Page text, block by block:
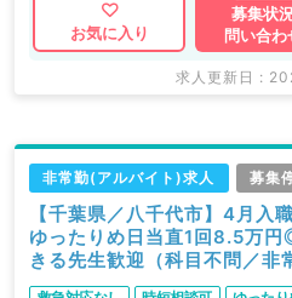
お気に入り
募集状
問い合わ
求人更新日 :
非常勤(アルバイト)求人 募集
【千葉県／八千代市】4月入
ゆったりめ日当直1回8.5万
きる先生歓迎（科目不問／非